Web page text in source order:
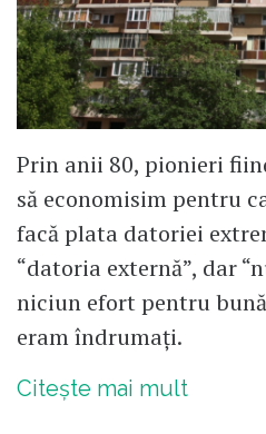
Prin anii 80, pionieri
să economisim pentru
facă plata datoriei
“datoria externă”, dar
niciun efort pentru
eram îndrumați.
Citește mai mult